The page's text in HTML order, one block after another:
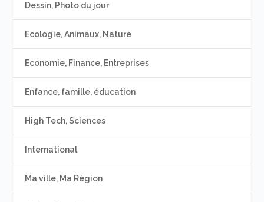
Dessin, Photo du jour
Ecologie, Animaux, Nature
Economie, Finance, Entreprises
Enfance, famille, éducation
High Tech, Sciences
International
Ma ville, Ma Région